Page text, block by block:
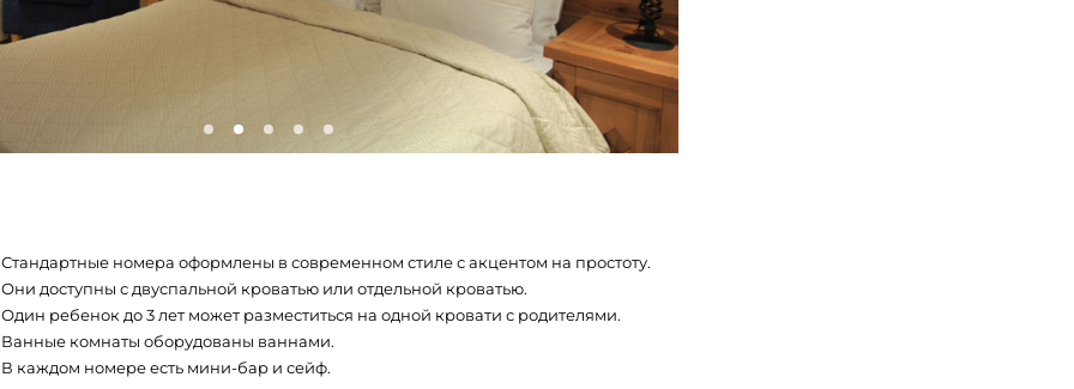
Стандартные номера оформлены в современном стиле с акцентом на простоту.
Они доступны с двуспальной кроватью или отдельной кроватью.
Один ребенок до 3 лет может разместиться на одной кровати с родителями.
Ванные комнаты оборудованы ваннами.
В каждом номере есть мини-бар и сейф.